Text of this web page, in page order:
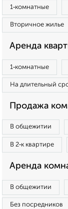
1‑комнатные
Вторичное жилье
Аренда
1‑комнатные
На длительный
Продажа
В общежитии
В 2‑к квартире
Аренда
В общежитии
Без посредников